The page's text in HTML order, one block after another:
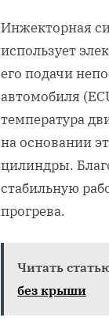
Инжекторная
использует
его подачи
автомобиля
температура
на основании
цилиндры.
стабильную
прогрева.
Читать
без крыши